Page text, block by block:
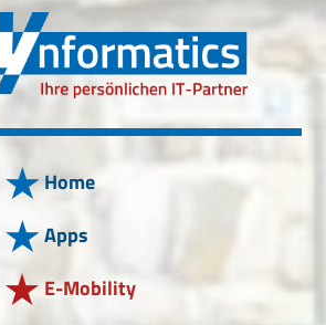
Home
Apps
E-Mobility